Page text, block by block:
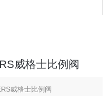
威格士比例阀
威格士比例阀